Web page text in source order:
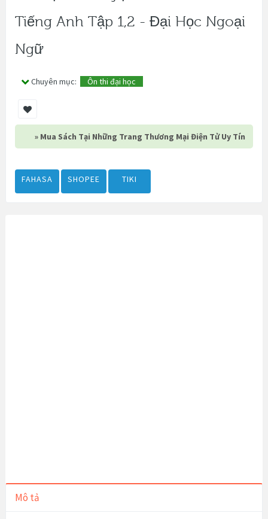
Tiếng Anh Tập 1,2 - Đại Học Ngoại
Ngữ
Chuyên mục: Ôn thi đại học
» Mua Sách Tại Những Trang Thương Mại Điện Tử Uy Tín
FAHASA SHOPEE TIKI
Mô tả